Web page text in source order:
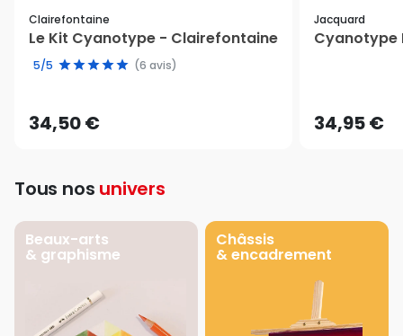
Clairefontaine
Le Kit Cyanotype - Clairefontaine
5/5 (6 avis)
34,50 €
Jacquard
Cyanotype
34,95 €
Tous nos univers
Beaux-arts
& graphisme
Châssis
& encadrement